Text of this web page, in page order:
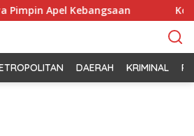
Apel Kebangsaan
DAERAH KRIMINAL